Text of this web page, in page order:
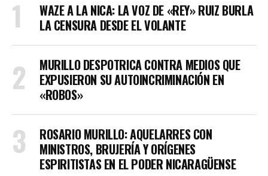
WAZE A LA NICA: LA VOZ DE «REY» RUIZ BURLA
LA CENSURA DESDE EL VOLANTE
MURILLO DESPOTRICA CONTRA MEDIOS QUE
EXPUSIERON SU AUTOINCRIMINACIÓN EN
«ROBOS»
ROSARIO MURILLO: AQUELARRES CON
MINISTROS, BRUJERÍA Y ORÍGENES
ESPIRITISTAS EN EL PODER NICARAGÜENSE